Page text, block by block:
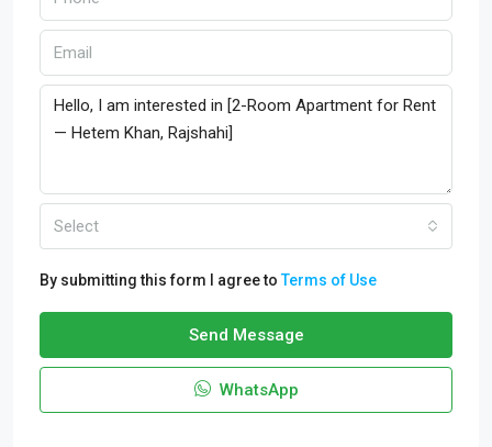
Select
By submitting this form I agree toTerms of Use
Send Message
WhatsApp